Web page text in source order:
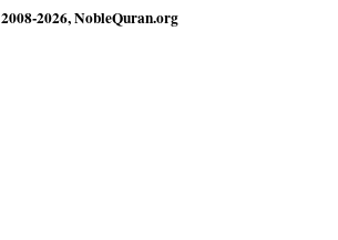
2008-2026, NobleQuran.org